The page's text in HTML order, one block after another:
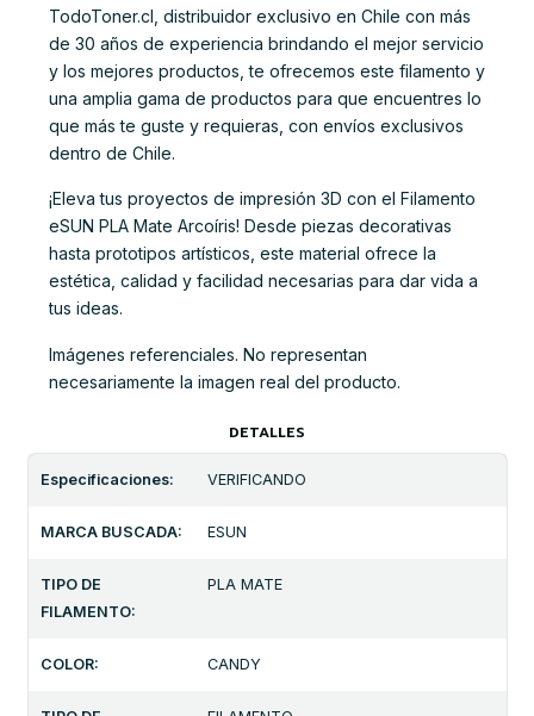
TodoToner.cl, distribuidor exclusivo en Chile con más
de 30 años de experiencia brindando el mejor servicio
y los mejores productos, te ofrecemos este filamento y
una amplia gama de productos para que encuentres lo
que más te guste y requieras, con envíos exclusivos
dentro de Chile.
¡Eleva tus proyectos de impresión 3D con el Filamento
eSUN PLA Mate Arcoíris! Desde piezas decorativas
hasta prototipos artísticos, este material ofrece la
estética, calidad y facilidad necesarias para dar vida a
tus ideas.
Imágenes referenciales. No representan
necesariamente la imagen real del producto.
DETALLES
Especificaciones: VERIFICANDO
MARCA BUSCADA: ESUN
TIPO DE
FILAMENTO:
PLA MATE
COLOR: CANDY